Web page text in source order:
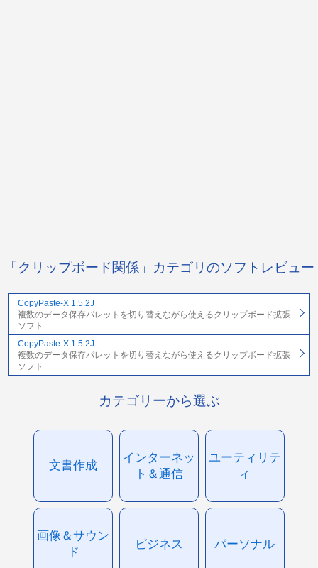
「クリップボード関係」カテゴリのソフトレビュー
CopyPaste-X 1.5.2J
複数のデータ保存パレットを切り替えながら使えるクリップボード拡張
ソフト
CopyPaste-X 1.5.2J
複数のデータ保存パレットを切り替えながら使えるクリップボード拡張
ソフト
カテゴリーから選ぶ
文書作成
インターネッ
ト＆通信
ユーティリテ
ィ
画像＆サウン
ド
ビジネス パーソナル